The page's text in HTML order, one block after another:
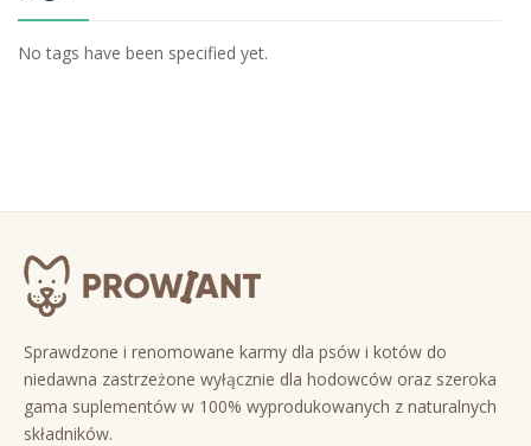
No tags have been specified yet.
Sprawdzone i renomowane karmy dla psów i kotów do
niedawna zastrzeżone wyłącznie dla hodowców oraz szeroka
gama suplementów w 100% wyprodukowanych z naturalnych
składników.